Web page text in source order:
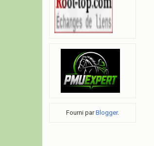
Fourni parBlogger.